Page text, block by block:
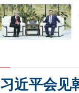
习近平会见